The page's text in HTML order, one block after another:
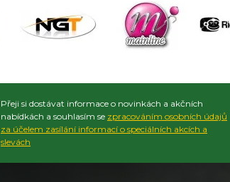
Přeji si dostávat informace o novinkách a akčních
nabídkách a souhlasím se zpracováním osobních údajů
za účelem zasílání informací o speciálních akcích a
slevách